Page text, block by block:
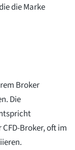
die Marke
Broker
Die
Broker, oft im